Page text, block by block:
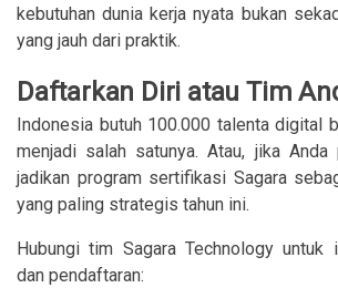
kebutuhan dunia kerja nyata bukan
yang jauh dari praktik.
Daftarkan Diri atau Tim
Indonesia butuh 100.000 talenta digital
menjadi salah satunya. Atau, jika Anda
jadikan program sertifikasi Sagara
yang paling strategis tahun ini.
Hubungi tim Sagara Technology untuk
dan pendaftaran: